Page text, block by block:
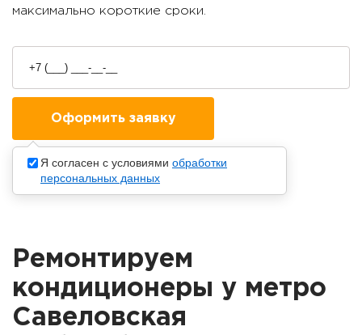
максимально короткие сроки.
Ремонтируем
кондиционеры у метро
Савеловская
Я согласен с условиями обработки
персональных данных